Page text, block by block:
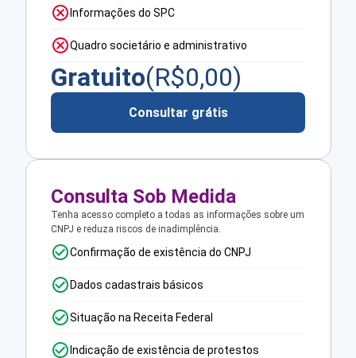
Informações do SPC
Quadro societário e administrativo
Gratuito(R$0,00)
Consultar grátis
Consulta Sob Medida
Tenha acesso completo a todas as informações sobre um
CNPJ e reduza riscos de inadimplência.
Confirmação de existência do CNPJ
Dados cadastrais básicos
Situação na Receita Federal
Indicação de existência de protestos